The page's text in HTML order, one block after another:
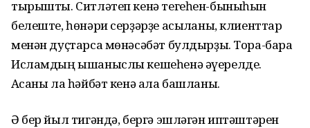
тырышты. Ситләтеп кенә тегеһен-быныһын
белеште, һөнәри серҙәрҙе асыҡланы, клиенттар
менән дуҫтарса мөнәсәбәт булдырҙы. Тора-бара
Исламдың ышаныслы кешеһенә әүерелде.
Аҡсаны ла һәйбәт кенә ала башланы.
Ә бер йыл тигәндә, бергә эшләгән иптәштәрен